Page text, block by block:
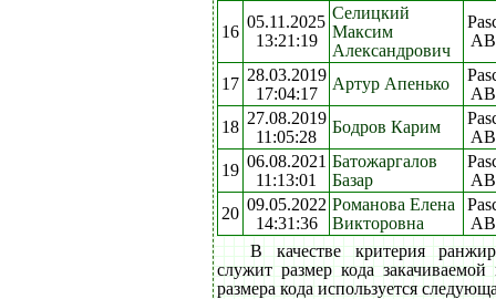
16
05.11.2025
13:21:19
Селицкий
Максим
Александрович
17 28.03.2019
17:04:17
Артур Апенько
18 27.08.2019
11:05:28
Бодров Карим
19 06.08.2021
11:13:01
Батожаргалов
Базар
20 09.05.2022
14:31:36
Романова Елена
Викторовна
В качестве критерия
служит размер кода
размера кода используется